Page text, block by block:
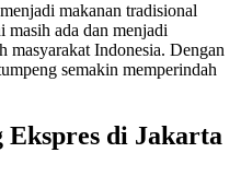
makanan tradisional
masih ada dan menjadi
masyarakat Indonesia. Dengan
semakin memperindah
Ekspres di Jakarta